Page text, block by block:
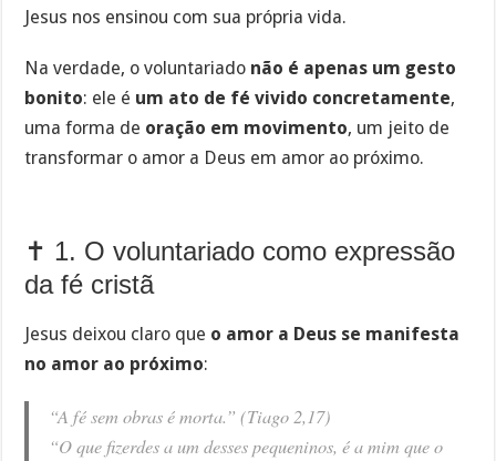
Jesus nos ensinou com sua própria vida.
Na verdade, o voluntariado não é apenas um gesto
bonito: ele é um ato de fé vivido concretamente,
uma forma de oração em movimento, um jeito de
transformar o amor a Deus em amor ao próximo.
✝️ 1. O voluntariado como expressão
da fé cristã
Jesus deixou claro que o amor a Deus se manifesta
no amor ao próximo:
“A fé sem obras é morta.” (Tiago 2,17)
“O que fizerdes a um desses pequeninos, é a mim que o